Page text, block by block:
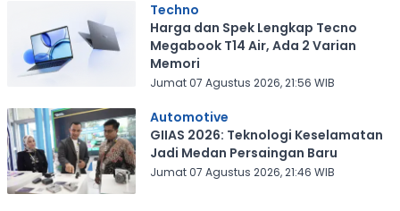
Techno
Harga dan Spek Lengkap Tecno
Megabook T14 Air, Ada 2 Varian
Memori
Jumat 07 Agustus 2026, 21:56 WIB
Automotive
GIIAS 2026: Teknologi Keselamatan
Jadi Medan Persaingan Baru
Jumat 07 Agustus 2026, 21:46 WIB